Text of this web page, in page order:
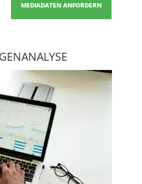
MEDIADATEN ANFORDERN